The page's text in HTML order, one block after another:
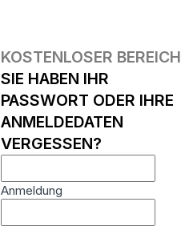
KOSTENLOSER BEREICH
SIE HABEN IHR
PASSWORT ODER IHRE
ANMELDEDATEN
VERGESSEN?
Anmeldung